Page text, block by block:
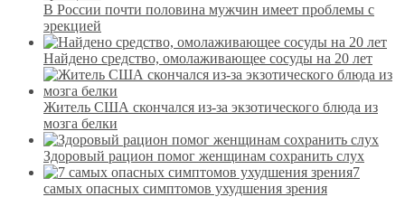
В России почти половина мужчин имеет проблемы с
эрекцией
Найдено средство, омолаживающее сосуды на 20 лет
Житель США скончался из-за экзотического блюда из
мозга белки
Здоровый рацион помог женщинам сохранить слух
7
самых опасных симптомов ухудшения зрения